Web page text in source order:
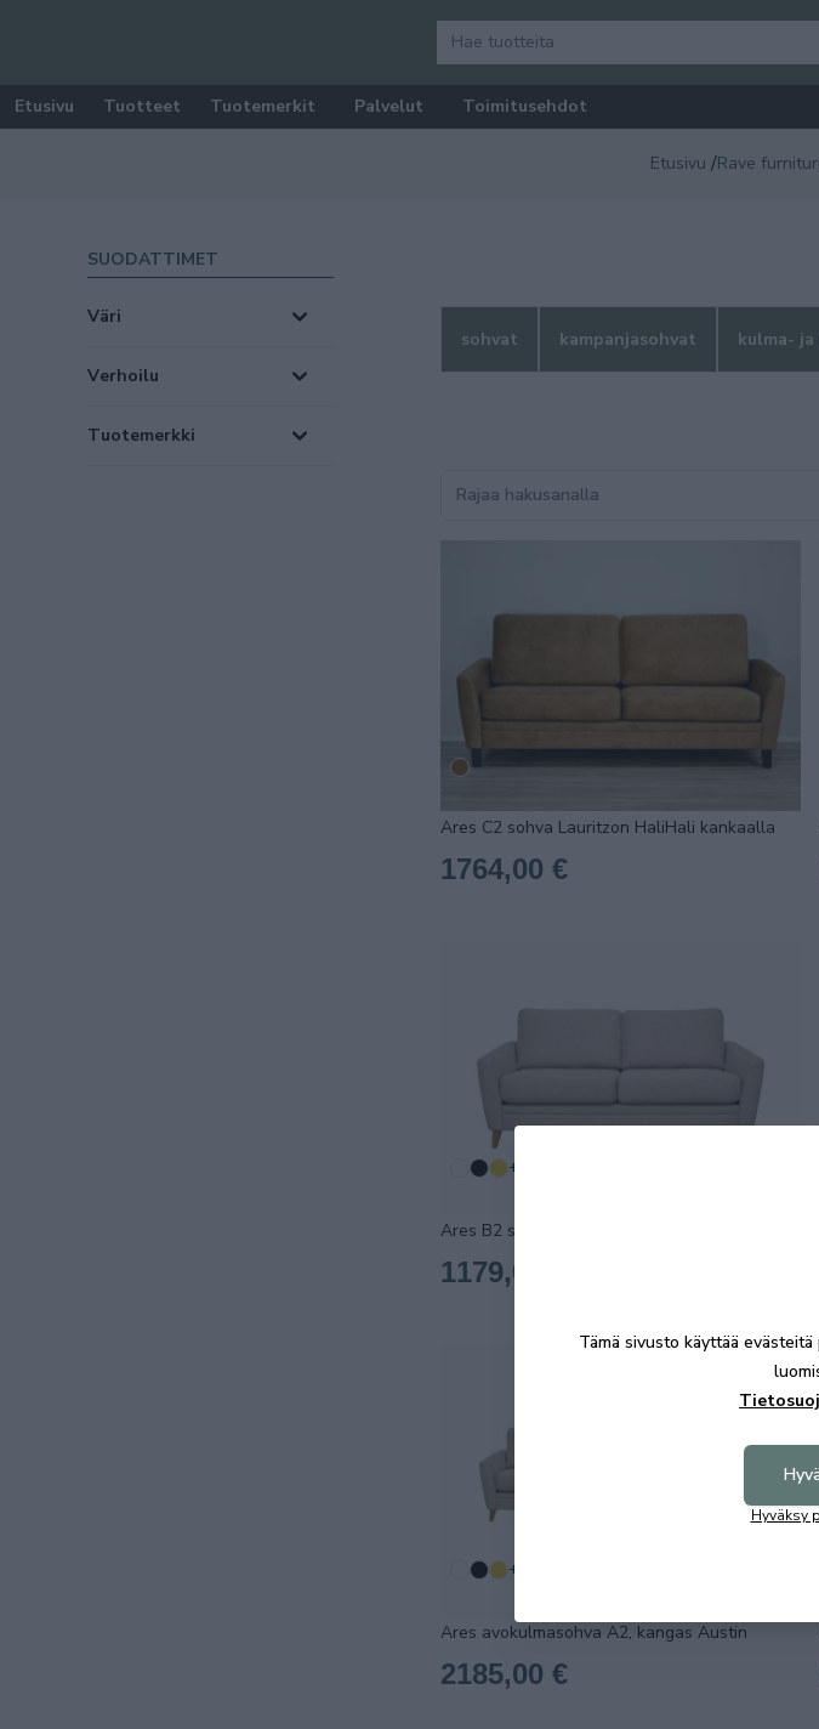
Etusivu Tuotteet Tuotemerkit Palvelut Toimitusehdot
Etusivu /Rave
SUODATTIMET
väri
verhoilu
Tuotemerkki
sohvat kampanjasohvat kulma-
Ares C2 sohva Lauritzon HaliHali kankaalla
1764,00 €
+9
Ares B2 sohva, Austin kankailla
1179,00 €
+9
Ares avokulmasohva A2, kangas Austin
2185,00 €
Tämä sivusto käyttää
Hyväksy